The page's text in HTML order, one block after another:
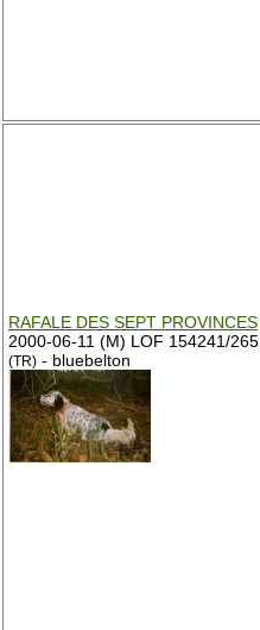
RAFALE DES SEPT PROVINCES
2000-06-11 (M) LOF 154241/
(TR) - bluebelton